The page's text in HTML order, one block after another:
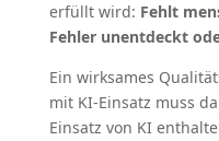
erfüllt wird: Fehlt
Fehler unentdeckt
Ein wirksames
mit KI-Einsatz muss
Einsatz von KI